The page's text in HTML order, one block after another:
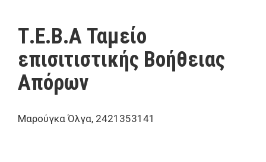
Τ.Ε.Β.Α Ταμείο
επισιτιστικής Βοήθειας
Απόρων
Μαρούγκα Όλγα, 2421353141